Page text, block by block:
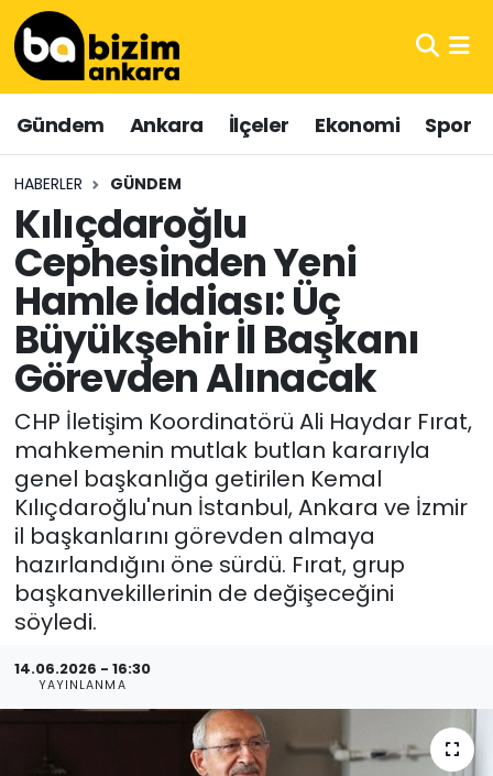
Gündem Ankara İlçeler Ekonomi Spor
HABERLER GÜNDEM
Kılıçdaroğlu
Cephesinden Yeni
Hamle İddiası: Üç
Büyükşehir İl Başkanı
Görevden Alınacak
CHP İletişim Koordinatörü Ali Haydar Fırat,
mahkemenin mutlak butlan kararıyla
genel başkanlığa getirilen Kemal
Kılıçdaroğlu'nun İstanbul, Ankara ve İzmir
il başkanlarını görevden almaya
hazırlandığını öne sürdü. Fırat, grup
başkanvekillerinin de değişeceğini
söyledi.
14.06.2026 - 16:30
YAYINLANMA
Hava Durumu
Trafik Durumu
Süper Lig Puan Durumu ve Fikstür
Tüm Manşetler
Son Dakika Haberleri
Haber Arşivi